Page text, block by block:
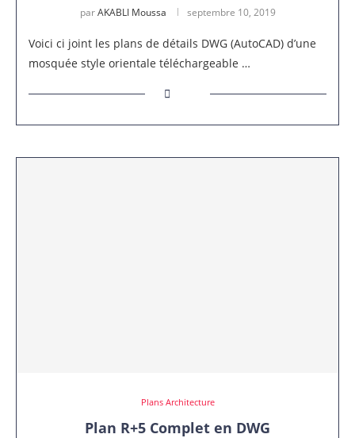
parAKABLI Moussa septembre 10, 2019
Voici ci joint les plans de détails DWG (AutoCAD) d’une
mosquée style orientale téléchargeable …
Plans Architecture
Plan R+5 Complet en DWG